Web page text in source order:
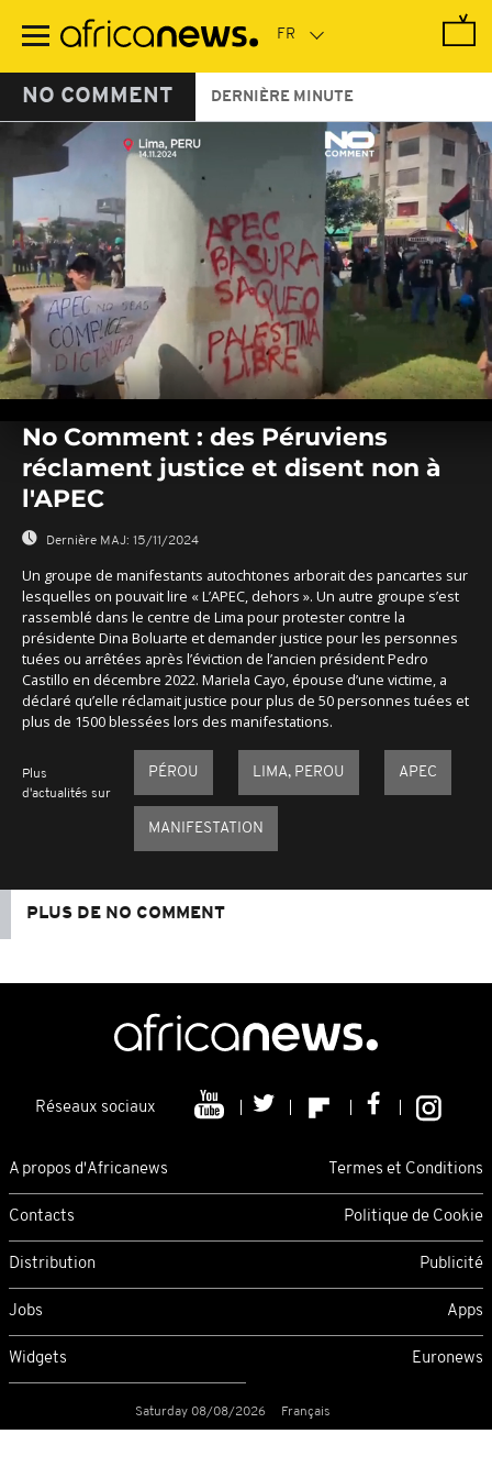
contenu
NO COMMENT DERNIÈRE MINUTE
seconds
seconds
No Comment : des Péruviens
réclament justice et disent non à
l'APEC
Dernière MAJ: 15/11/2024
Un groupe de manifestants autochtones arborait des pancartes sur
lesquelles on pouvait lire « L’APEC, dehors ». Un autre groupe s’est
rassemblé dans le centre de Lima pour protester contre la
présidente Dina Boluarte et demander justice pour les personnes
tuées ou arrêtées après l’éviction de l’ancien président Pedro
Castillo en décembre 2022. Mariela Cayo, épouse d’une victime, a
déclaré qu’elle réclamait justice pour plus de 50 personnes tuées et
plus de 1500 blessées lors des manifestations.
Plus
d'actualités sur
PÉROU LIMA, PEROU APEC
MANIFESTATION
PLUS DE NO COMMENT
Réseaux sociaux
A propos d'Africanews Termes et Conditions
Contacts Politique de Cookie
Distribution Publicité
Jobs Apps
Widgets Euronews
Saturday 08/08/2026